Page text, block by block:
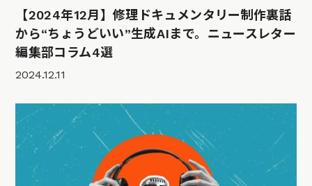
【2024年12月】修理ドキュメンタリー制作裏話
から“ちょうどいい”生成AIまで。ニュースレター
編集部コラム4選
2024.12.11